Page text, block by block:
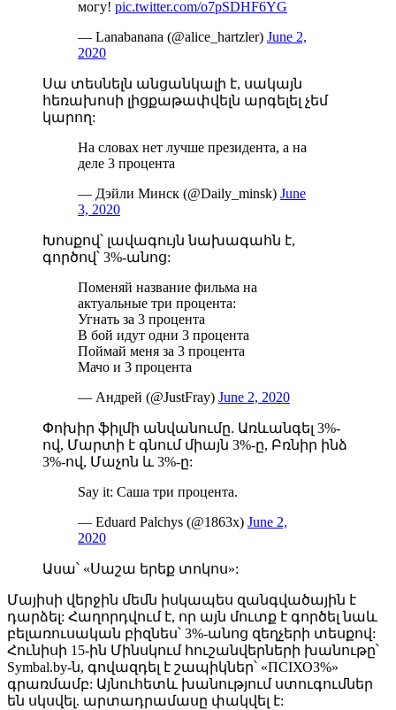
могу! pic.twitter.com/o7pSDHF6YG
— Lanabanana (@alice_hartzler) June 2,
2020
Սա տեսնելն անցանկալի է, սակայն
հեռախոսի լիցքաթափվելն արգելել չեմ
կարող:
На словах нет лучше президента, а на
деле 3 процента
— Дэйли Минск (@Daily_minsk) June
3, 2020
Խոսքով՝ լավագույն նախագահն է,
գործով՝ 3%-անոց:
Поменяй название фильма на
актуальные три процента:
Угнать за 3 процента
В бой идут одни 3 процента
Поймай меня за 3 процента
Мачо и 3 процента
— Андрей (@JustFray) June 2, 2020
Փոխիր ֆիլմի անվանումը. Առևանգել 3%-
ով, Մարտի է գնում միայն 3%-ը, Բռնիր ինձ
3%-ով, Մաչոն և 3%-ը:
Say it: Саша три процента.
— Eduard Palchys (@1863x) June 2,
2020
Ասա՝ «Սաշա երեք տոկոս»:
Մայիսի վերջին մեմն իսկապես զանգվածային է
դարձել: Հաղորդվում է, որ այն մուտք է գործել նաև
բելառուսական բիզնես՝ 3%-անոց զեղչերի տեսքով:
Հունիսի 15-ին Մինսկում հուշանվերների խանութը՝
Symbal.by-ն, գովազդել է շապիկներ՝ «ПСIХО3%»
գրառմամբ: Այնուհետև խանությում ստուգումներ
են սկսվել. արտադրամասը փակվել է: